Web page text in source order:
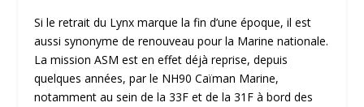
Si le retrait du Lynx marque la fin d’une époque, il est
aussi synonyme de renouveau pour la Marine nationale.
La mission ASM est en effet déjà reprise, depuis
quelques années, par le NH90 Caïman Marine,
notamment au sein de la 33F et de la 31F à bord des